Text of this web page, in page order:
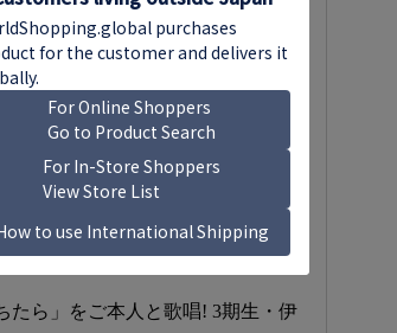
初コラボ歌唱！ミセス大森&五百
で「ケセラセラ」を熱唱！3期
たら」をご本人と歌唱! 3期生・伊